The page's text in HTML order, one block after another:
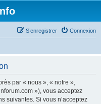
Connexion
S’enregistrer
par « nous », « notre »,
»), vous acceptez
suivantes. Si vous n’acceptez